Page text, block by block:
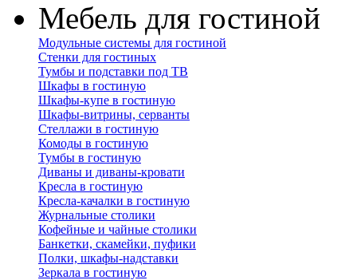
Мебель для гостиной
Модульные системы для гостиной
Стенки для гостиных
Тумбы и подставки под ТВ
Шкафы в гостиную
Шкафы-купе в гостиную
Шкафы-витрины, серванты
Стеллажи в гостиную
Комоды в гостиную
Тумбы в гостиную
Диваны и диваны-кровати
Кресла в гостиную
Кресла-качалки в гостиную
Журнальные столики
Кофейные и чайные столики
Банкетки, скамейки, пуфики
Полки, шкафы-надставки
Зеркала в гостиную